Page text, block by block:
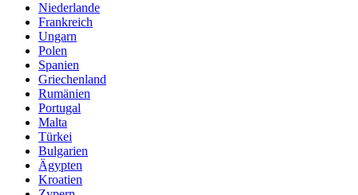
Niederlande
Frankreich
Ungarn
Polen
Spanien
Griechenland
Rumänien
Portugal
Malta
Türkei
Bulgarien
Ägypten
Kroatien